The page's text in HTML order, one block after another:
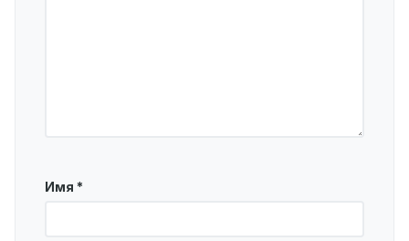
Имя *